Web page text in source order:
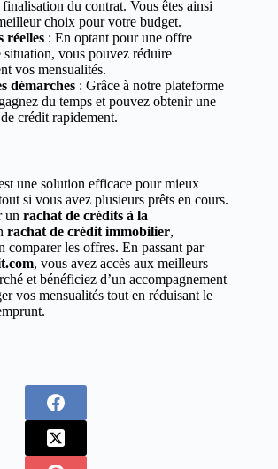
finalisation du contrat. Vous êtes ainsi
choix pour votre budget.
réelles : En optant pour une offre
situation, vous pouvez réduire
vos mensualités.
démarches : Grâce à notre plateforme
du temps et pouvez obtenir une
crédit rapidement.
une solution efficace pour mieux
si vous avez plusieurs prêts en cours.
un rachat de crédits à la
rachat de crédit immobilier,
comparer les offres. En passant par
, vous avez accès aux meilleurs
et bénéficiez d’un accompagnement
vos mensualités tout en réduisant le